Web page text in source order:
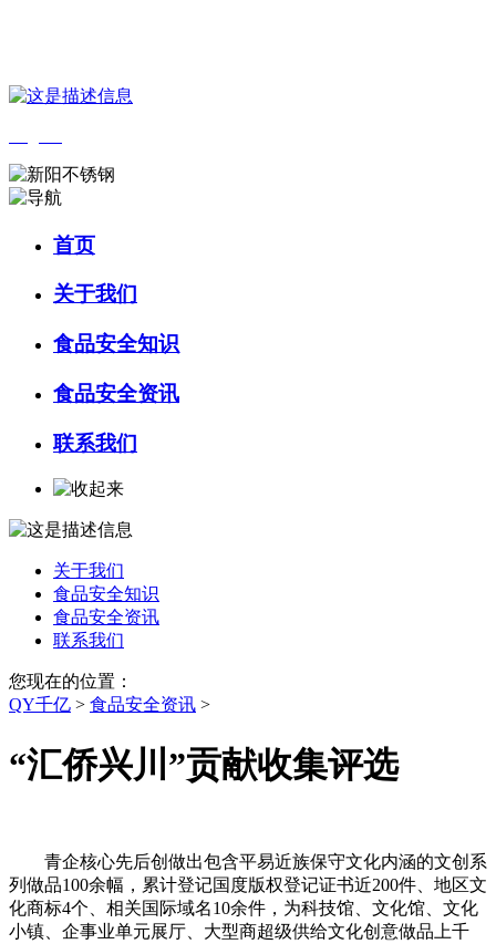
首页
关于我们
食品安全知识
食品安全资讯
联系我们
关于我们
食品安全知识
食品安全资讯
联系我们
您现在的位置：
QY千亿 > 食品安全资讯 >
“汇侨兴川”贡献收集评选
青企核心先后创做出包含平易近族保守文化内涵的文创系
列做品100余幅，累计登记国度版权登记证书近200件、地区文
化商标4个、相关国际域名10余件，为科技馆、文化馆、文化
小镇、企事业单元展厅、大型商超级供给文化创意做品上千